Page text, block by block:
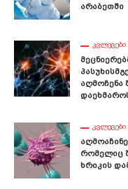
Არაბეთში
ᲙᲕᲚᲔᲕᲔᲑᲘ
Აღმოჩენა
ᲙᲕᲚᲔᲕᲔᲑᲘ
Რომელიც
Ხრიკის